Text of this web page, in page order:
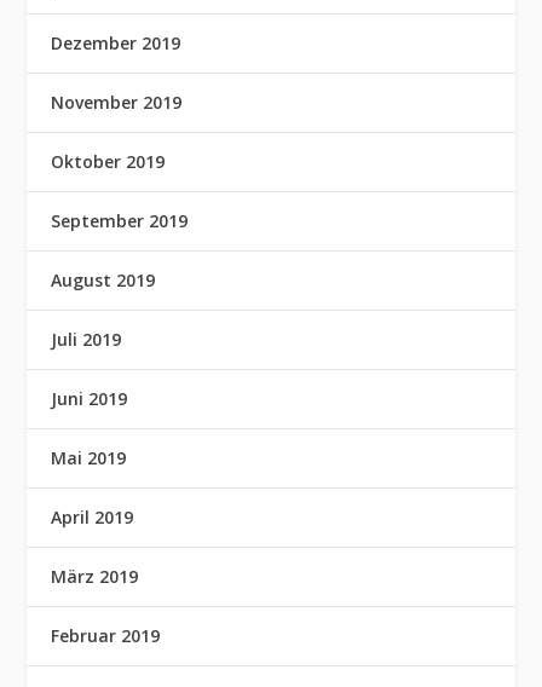
Dezember 2019
November 2019
Oktober 2019
September 2019
August 2019
Juli 2019
Juni 2019
Mai 2019
April 2019
März 2019
Februar 2019